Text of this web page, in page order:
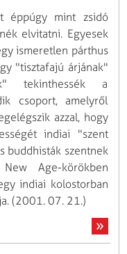
éppúgy mint zsidó
elvitatni. Egyesek
ismeretlen párthus
"tisztafajú árjának"
tekinthessék a
csoport, amelyről
azzal, hogy
indiai "szent
buddhisták szentnek
Age-körökben
indiai kolostorban
(2001. 07. 21.)